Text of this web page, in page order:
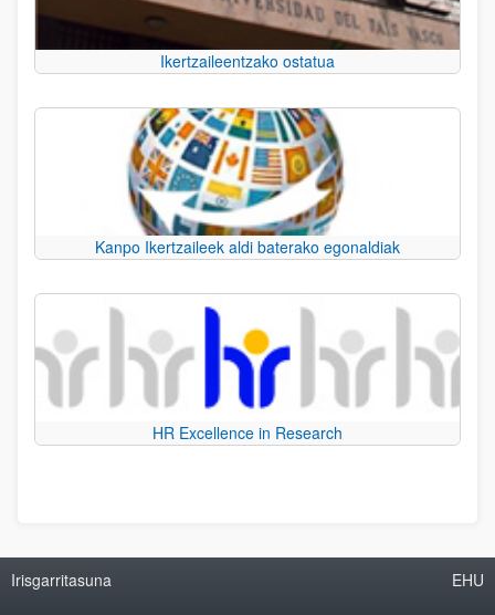
Ikertzaileentzako ostatua
Kanpo Ikertzaileek aldi baterako egonaldiak
HR Excellence in Research
Irisgarritasuna EHU